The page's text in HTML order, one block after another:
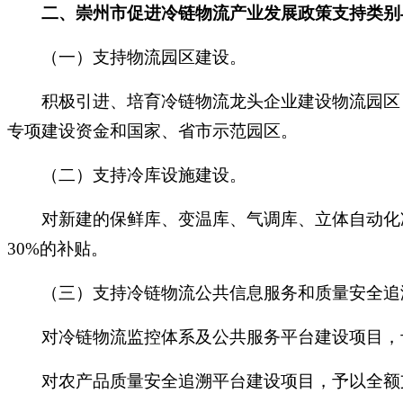
二、 崇州市促进冷链物流产业发展政策支持类
（一）支持物流园区建设。
积极引进、培育冷链物流龙头企业建设物流园区
专项建设资金和国家、省市示范园区。
（二）支持冷库设施建设。
对新建的保鲜库、变温库、气调库、立体自动化
30%的补贴。
（三）支持冷链物流公共信息服务和质量安全追
对冷链物流监控体系及公共服务平台建设项目，
对农产品质量安全追溯平台建设项目，予以全额